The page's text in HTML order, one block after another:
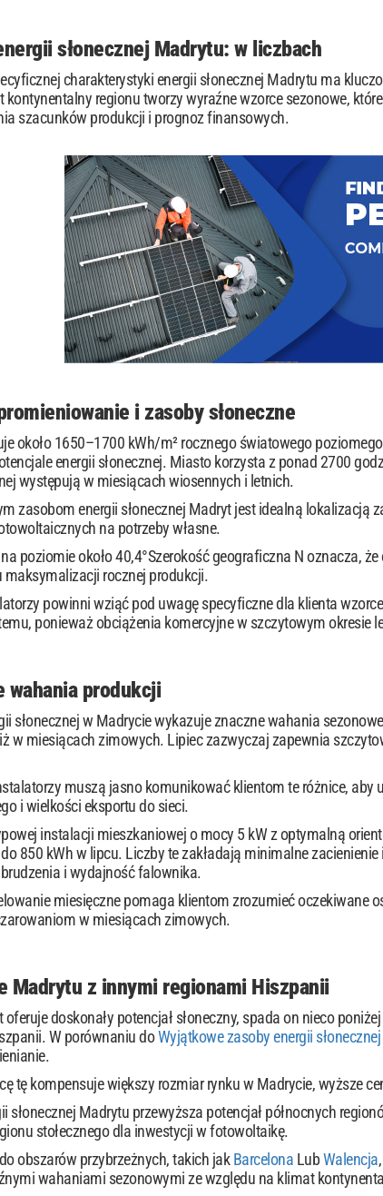
słonecznej Madrytu: w liczbach
charakterystyki energii słonecznej Madrytu ma
kontynentalny regionu tworzy wyraźne wzorce sezonowe,
szacunków produkcji i prognoz finansowych.
i zasoby słoneczne
około 1650–1700 kWh/m² rocznego światowego
energii słonecznej. Miasto korzysta z ponad 2700
występują w miesiącach wiosennych i letnich.
zasobom energii słonecznej Madryt jest idealną
na potrzeby własne.
poziomie około 40,4°Szerokość geograficzna N oznacza,
maksymalizacji rocznej produkcji.
powinni wziąć pod uwagę specyficzne dla klienta
ponieważ obciążenia komercyjne w szczytowym
wahania produkcji
słonecznej w Madrycie wykazuje znaczne wahania
w miesiącach zimowych. Lipiec zazwyczaj zapewnia
muszą jasno komunikować klientom te różnice,
i wielkości eksportu do sieci.
instalacji mieszkaniowej o mocy 5 kW z optymalną
850 kWh w lipcu. Liczby te zakładają minimalne
i wydajność falownika.
miesięczne pomaga klientom zrozumieć oczekiwane
w miesiącach zimowych.
Madrytu z innymi regionami Hiszpanii
oferuje doskonały potencjał słoneczny, spada on nieco
W porównaniu doWyjątkowe zasoby energii
tę kompensuje większy rozmiar rynku w Madrycie, wyższe
słonecznej Madrytu przewyższa potencjał północnych
stołecznego dla inwestycji w fotowoltaikę.
obszarów przybrzeżnych, takich jakBarcelona LubWalencja
wahaniami sezonowymi ze względu na klimat